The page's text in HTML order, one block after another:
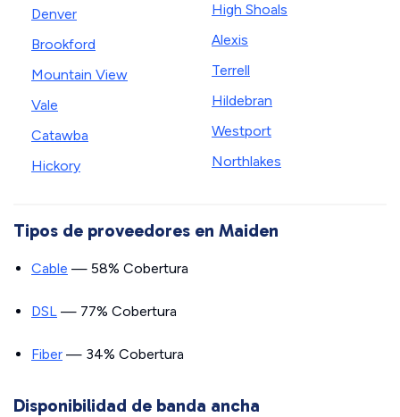
Denver
Brookford
Mountain View
Vale
Catawba
Hickory
High Shoals
Alexis
Terrell
Hildebran
Westport
Northlakes
Tipos de proveedores en Maiden
Cable — 58% Cobertura
DSL — 77% Cobertura
Fiber — 34% Cobertura
Disponibilidad de banda ancha